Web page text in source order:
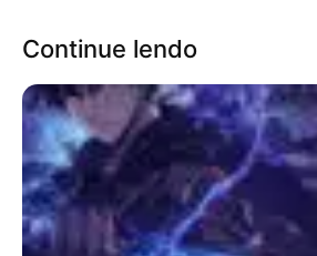
Continue lendo